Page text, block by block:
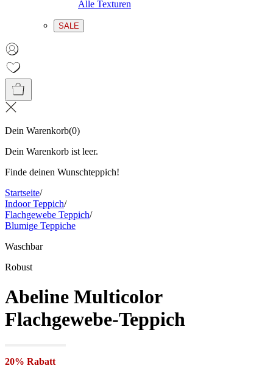
Alle Texturen
SALE
Dein Warenkorb(0)
Dein Warenkorb ist leer.
Finde deinen Wunschteppich!
Startseite/
Indoor Teppich/
Flachgewebe Teppich/
Blumige Teppiche
Waschbar
Robust
Abeline Multicolor
Flachgewebe-Teppich
20% Rabatt